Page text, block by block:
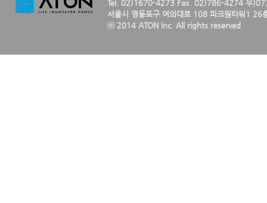
Tel. 02)1670-4273 Fax. 02)786-4274 우
서울시 영등포구 여의대로 108 파크원타워1 26
ⓒ 2014 ATON Inc. All rights reserved